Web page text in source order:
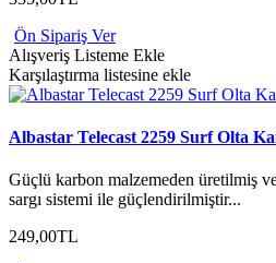
Ön Sipariş Ver
Alışveriş Listeme Ekle
Karşılaştırma listesine ekle
Albastar Telecast 2259 Surf Olta
Güçlü karbon malzemeden üretilmiş
sargı sistemi ile güçlendirilmiştir...
249,00TL